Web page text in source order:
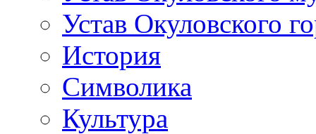
Устав Окуловского
История
Символика
Культура